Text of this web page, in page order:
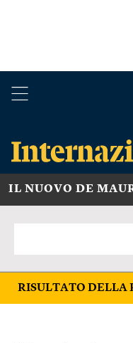
IL NUOVO DE
RISULTATO DELLA